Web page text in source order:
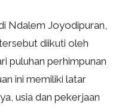
Ndalem Joyodipuran,
diikuti oleh
puluhan perhimpunan
ini memiliki latar
usia dan pekerjaan